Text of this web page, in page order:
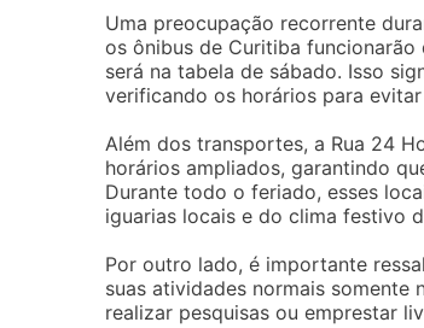
Uma preocupação recorrente
os ônibus de Curitiba
será na tabela de sábado. Isso
verificando os horários para
Além dos transportes, a Rua 24
horários ampliados, garantindo
Durante todo o feriado, esses
iguarias locais e do clima festivo
Por outro lado, é importante
suas atividades normais
realizar pesquisas ou emprestar